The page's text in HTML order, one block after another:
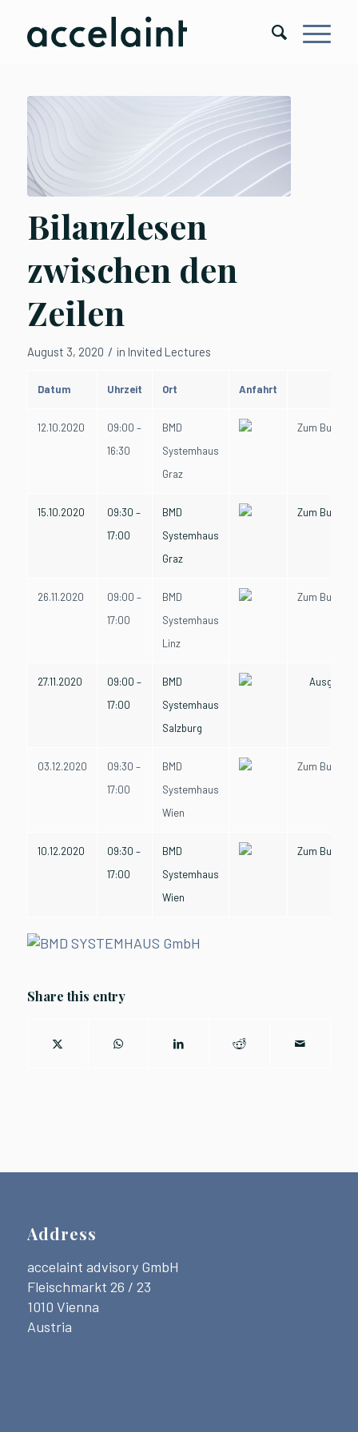
Bilanzlesen
zwischen den
Zeilen
August 3, 2020 / in Invited Lectures
Datum Uhrzeit Ort Anfahrt
12.10.2020
09:00 –
16:30
BMD
Systemhaus
Graz
Zum Buchen
15.10.2020
09:30 –
17:00
BMD
Systemhaus
Graz
Zum Buchen
26.11.2020
09:00 –
17:00
BMD
Systemhaus
Linz
Zum Buchen
27.11.2020
09:00 –
17:00
BMD
Systemhaus
Salzburg
03.12.2020
09:30 –
17:00
BMD
Systemhaus
Wien
Zum Buchen
10.12.2020
09:30 –
17:00
BMD
Systemhaus
Wien
Zum Buchen
Share this entry
Address
accelaint advisory GmbH
Fleischmarkt 26 / 23
1010 Vienna
Austria